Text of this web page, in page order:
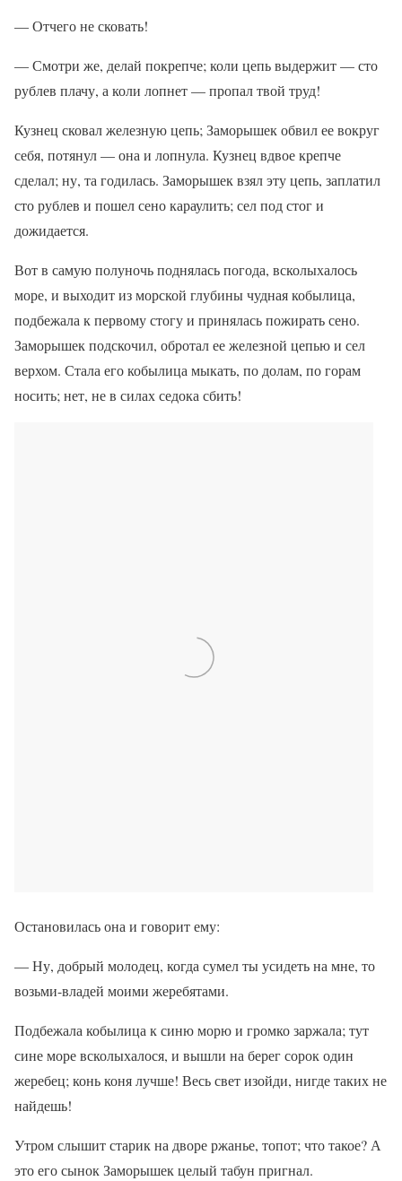
— Отчего не сковать!
— Смотри же, делай покрепче; коли цепь выдержит — сто
рублев плачу, а коли лопнет — пропал твой труд!
Кузнец сковал железную цепь; Заморышек обвил ее вокруг
себя, потянул — она и лопнула. Кузнец вдвое крепче
сделал; ну, та годилась. Заморышек взял эту цепь, заплатил
сто рублев и пошел сено караулить; сел под стог и
дожидается.
Вот в самую полуночь поднялась погода, всколыхалось
море, и выходит из морской глубины чудная кобылица,
подбежала к первому стогу и принялась пожирать сено.
Заморышек подскочил, обротал ее железной цепью и сел
верхом. Стала его кобылица мыкать, по долам, по горам
носить; нет, не в силах седока сбить!
Остановилась она и говорит ему:
— Ну, добрый молодец, когда сумел ты усидеть на мне, то
возьми-владей моими жеребятами.
Подбежала кобылица к синю морю и громко заржала; тут
сине море всколыхалося, и вышли на берег сорок один
жеребец; конь коня лучше! Весь свет изойди, нигде таких не
найдешь!
Утром слышит старик на дворе ржанье, топот; что такое? А
это его сынок Заморышек целый табун пригнал.